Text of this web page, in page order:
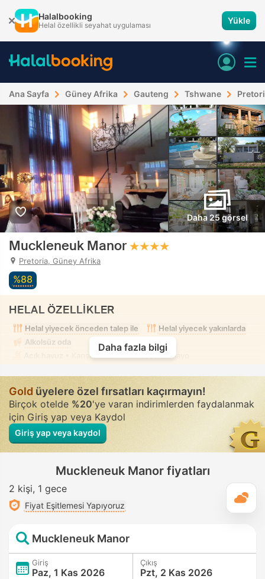
Halalbooking
Helal özellikli seyahat uygulaması Yükle
Ana Sayfa Güney Afrika Gauteng Tshwane
Daha 25 görsel
Muckleneuk Manor
Pretoria, Güney Afrika
%88
HELAL ÖZELLİKLER
Helal yiyecek önceden talep ile
Helal yiyecek yakınlarda
Alkolsüz oda
• Karışık kullanım • Tesettür mayo
Daha fazla bilgi
Goldüyelere özel fırsatları kaçırmayın!
Birçok otelde%20'ye varan indirimlerden faydalanmak
için Giriş yap veya Kaydol
Giriş yap veya kaydol
Muckleneuk Manor fiyatları
2 kişi 1 gece
Fiyat Eşitlemesi Yapıyoruz
Muckleneuk Manor
Giriş
Paz, 1 Kas 2026
Çıkış
Pzt, 2 Kas 2026